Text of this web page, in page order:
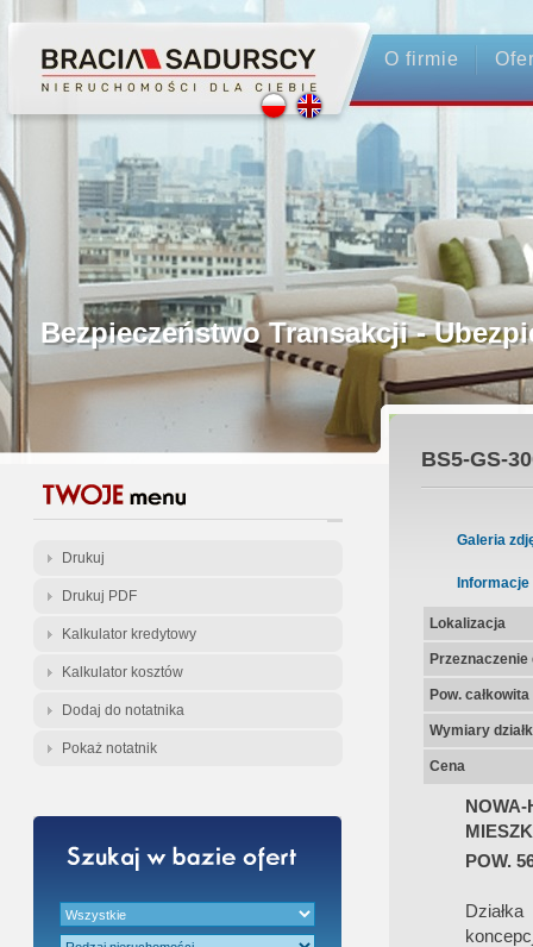
O firmie
Profesjonalne Pośrednictwo
Bezpieczeństwo Transakcji -
Licencjonowani Pośrednicy
Gwarancja Zwrotu Zadatku
Gratis - Przedwstępna Umowa
Drukuj
Drukuj PDF
Kalkulator kredytowy
Kalkulator kosztów
Dodaj do notatnika
Pokaż notatnik
BS5-GS-
Galeria
Informacje
Lokalizacja
Przeznaczenie
Pow.
Wymiary
Cena
POW.